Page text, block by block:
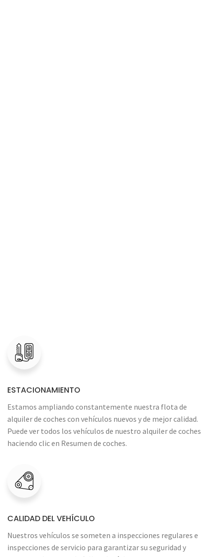
ESTACIONAMIENTO
Estamos ampliando constantemente nuestra flota de
alquiler de coches con vehículos nuevos y de mejor calidad.
Puede ver todos los vehículos de nuestro alquiler de coches
haciendo clic en Resumen de coches.
CALIDAD DEL VEHÍCULO
Nuestros vehículos se someten a inspecciones regulares e
inspecciones de servicio para garantizar su seguridad y